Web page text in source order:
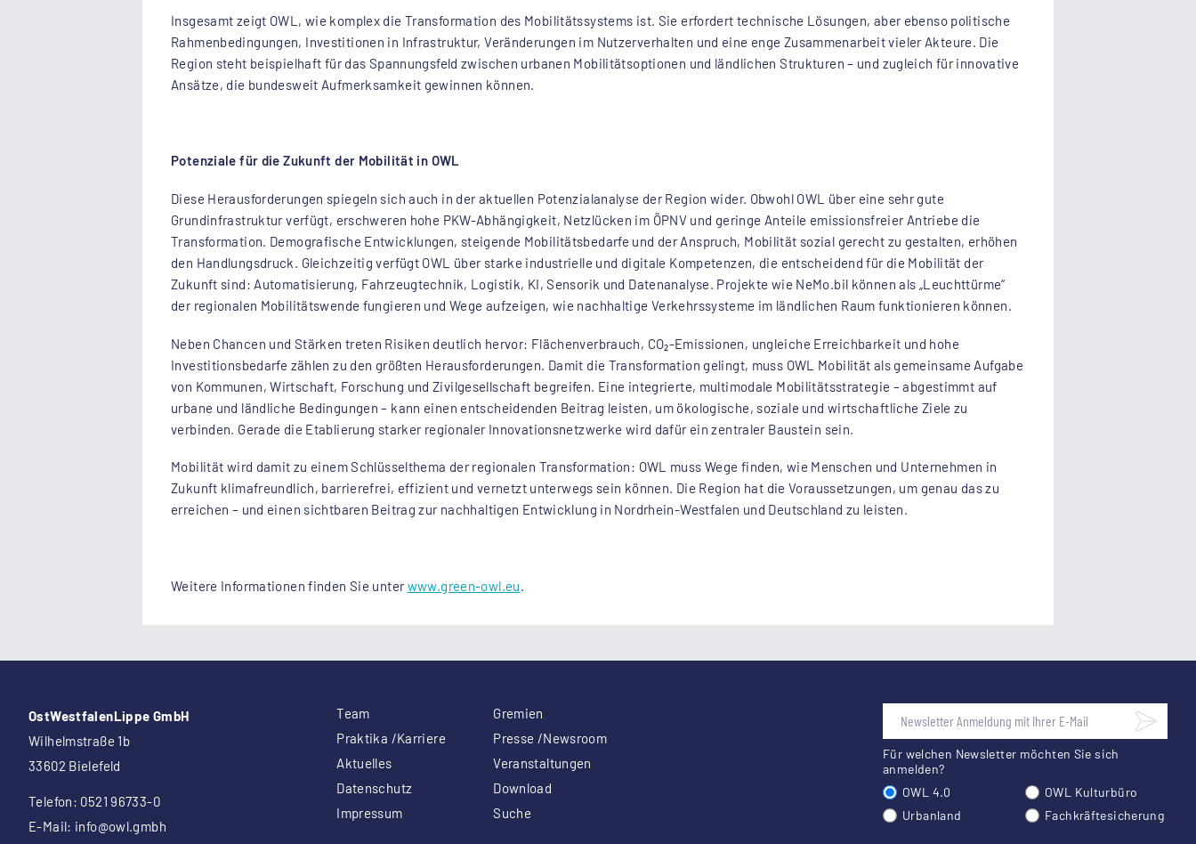
Insgesamt zeigt OWL, wie komplex die Transformation des Mobilitätssystems ist. Sie erfordert technische Lösungen, aber ebenso politische
Rahmenbedingungen, Investitionen in Infrastruktur, Veränderungen im Nutzerverhalten und eine enge Zusammenarbeit vieler Akteure. Die
Region steht beispielhaft für das Spannungsfeld zwischen urbanen Mobilitätsoptionen und ländlichen Strukturen – und zugleich für innovative
Ansätze, die bundesweit Aufmerksamkeit gewinnen können.
Potenziale für die Zukunft der Mobilität in OWL
Diese Herausforderungen spiegeln sich auch in der aktuellen Potenzialanalyse der Region wider. Obwohl OWL über eine sehr gute
Grundinfrastruktur verfügt, erschweren hohe PKW-Abhängigkeit, Netzlücken im ÖPNV und geringe Anteile emissionsfreier Antriebe die
Transformation. Demografische Entwicklungen, steigende Mobilitätsbedarfe und der Anspruch, Mobilität sozial gerecht zu gestalten, erhöhen
den Handlungsdruck. Gleichzeitig verfügt OWL über starke industrielle und digitale Kompetenzen, die entscheidend für die Mobilität der
Zukunft sind: Automatisierung, Fahrzeugtechnik, Logistik, KI, Sensorik und Datenanalyse. Projekte wie NeMo.bil können als „Leuchttürme“
der regionalen Mobilitätswende fungieren und Wege aufzeigen, wie nachhaltige Verkehrssysteme im ländlichen Raum funktionieren können.
Neben Chancen und Stärken treten Risiken deutlich hervor: Flächenverbrauch, CO₂-Emissionen, ungleiche Erreichbarkeit und hohe
Investitionsbedarfe zählen zu den größten Herausforderungen. Damit die Transformation gelingt, muss OWL Mobilität als gemeinsame Aufgabe
von Kommunen, Wirtschaft, Forschung und Zivilgesellschaft begreifen. Eine integrierte, multimodale Mobilitätsstrategie – abgestimmt auf
urbane und ländliche Bedingungen – kann einen entscheidenden Beitrag leisten, um ökologische, soziale und wirtschaftliche Ziele zu
verbinden. Gerade die Etablierung starker regionaler Innovationsnetzwerke wird dafür ein zentraler Baustein sein.
Mobilität wird damit zu einem Schlüsselthema der regionalen Transformation: OWL muss Wege finden, wie Menschen und Unternehmen in
Zukunft klimafreundlich, barrierefrei, effizient und vernetzt unterwegs sein können. Die Region hat die Voraussetzungen, um genau das zu
erreichen – und einen sichtbaren Beitrag zur nachhaltigen Entwicklung in Nordrhein-Westfalen und Deutschland zu leisten.
Weitere Informationen finden Sie unterwww.green-owl.eu.
OstWestfalenLippe GmbH
Wilhelmstraße 1b
33602 Bielefeld
Telefon: 0521 96733-0
E-Mail: info@owl.gmbh
Team
Gremien
Praktika /Karriere
Presse /Newsroom
Aktuelles
Veranstaltungen
Datenschutz
Download
Impressum
Suche
Für welchen Newsletter möchten Sie sich
anmelden?
OWL 4.0
OWL Kulturbüro
Urbanland
Fachkräftesicherung